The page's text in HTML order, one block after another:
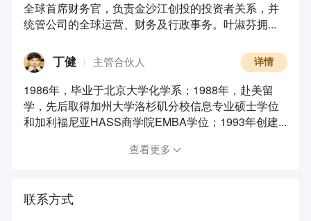
全球首席财务官，负责金沙江创投的投资者关系，并
统管公司的全球运营、财务及行政事务。叶淑芬拥...
丁健 主管合伙人
1986年，毕业于北京大学化学系；1988年，赴美留
学，先后取得加州大学洛杉矶分校信息专业硕士学位
和加利福尼亚HASS商学院EMBA学位；1993年创建...
详情
查看更多
联系方式